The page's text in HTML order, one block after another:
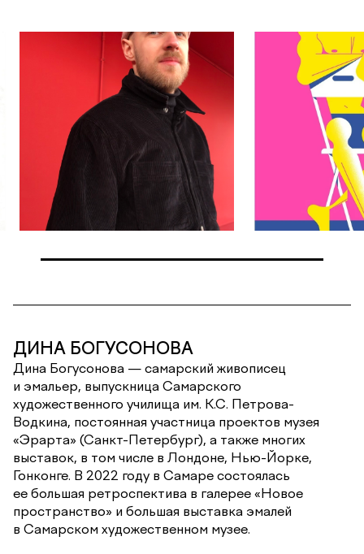
ДИНА БОГУСОНОВА
Дина Богусонова — самарский живописец
и эмальер, выпускница Самарского
художественного училища им. К.С. Петрова-
Водкина, постоянная участница проектов музея
«Эрарта» (Санкт-Петербург), а также многих
выставок, в том числе в Лондоне, Нью-Йорке,
Гонконге. В 2022 году в Самаре состоялась
ее большая ретроспектива в галерее «Новое
пространство» и большая выставка эмалей
в Самарском художественном музее.